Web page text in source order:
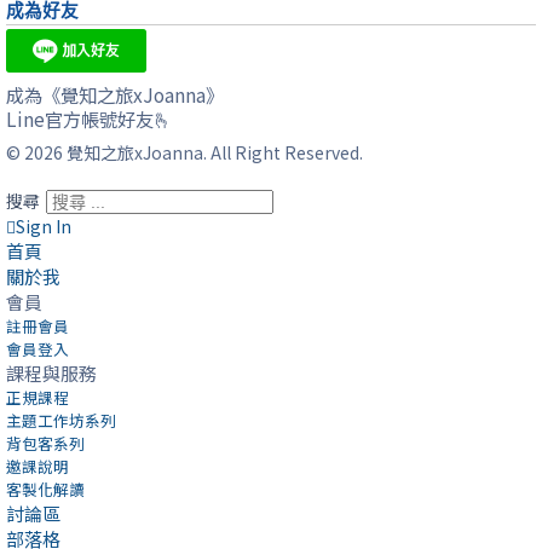
成為好友
成為《覺知之旅xJoanna》
Line官方帳號好友🫰
© 2026 覺知之旅xJoanna. All Right Reserved.
搜尋
Sign In
首頁
關於我
會員
註冊會員
會員登入
課程與服務
正規課程
主題工作坊系列
背包客系列
邀課說明
客製化解讀
討論區
部落格